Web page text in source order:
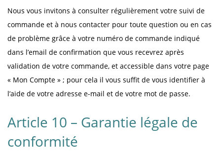
Nous vous invitons à consulter régulièrement votre suivi de
commande et à nous contacter pour toute question ou en cas
de problème grâce à votre numéro de commande indiqué
dans l’email de confirmation que vous recevrez après
validation de votre commande, et accessible dans votre page
« Mon Compte » ; pour cela il vous suffit de vous identifier à
l’aide de votre adresse e-mail et de votre mot de passe.
Article 10 – Garantie légale de
conformité